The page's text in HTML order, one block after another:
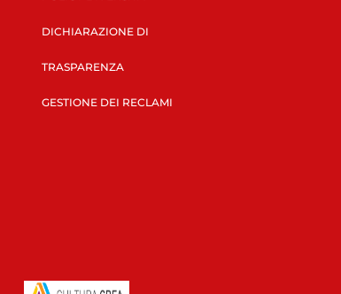
DICHIARAZIONE DI
TRASPARENZA
GESTIONE DEI RECLAMI